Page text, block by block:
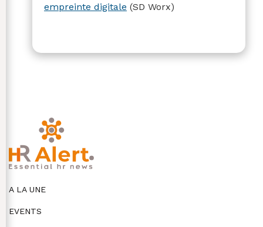
empreinte digitale (SD Worx)
A LA UNE
EVENTS